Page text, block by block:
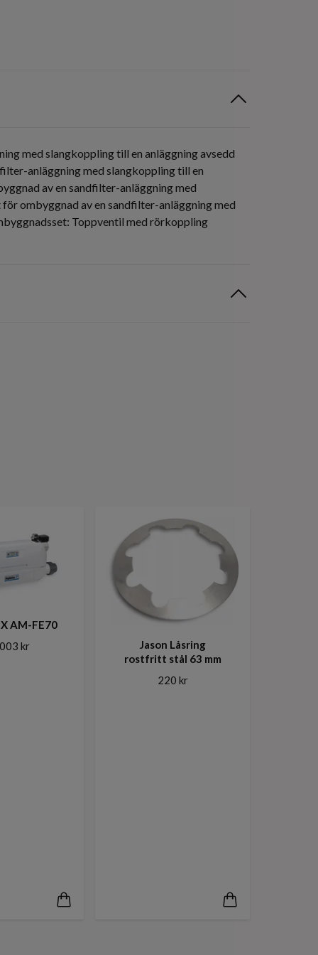
med slangkoppling till en anläggning avsedd
anläggning med slangkoppling till en
av en sandfilter-anläggning med
ombyggnad av en sandfilter-anläggning med
Toppventil med rörkoppling
AM-FE70
kr
Jason Låsring
rostfritt stål 63 mm
220 kr